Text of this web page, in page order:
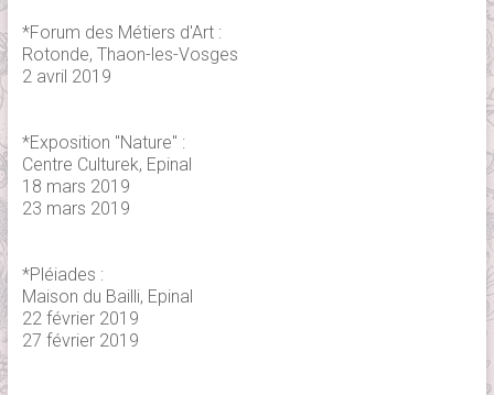
*Forum des Métiers d'Art :
Rotonde, Thaon-les-Vosges
2 avril 2019
*Exposition "Nature" :
Centre Culturek, Epinal
18 mars 2019
23 mars 2019
*Pléiades :
Maison du Bailli, Epinal
22 février 2019
27 février 2019